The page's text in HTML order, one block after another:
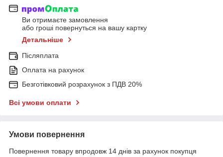
Ви отримаєте замовлення
або гроші повернуться на вашу картку
Детальніше
Післяплата
Оплата на рахунок
Безготівковий розрахунок з ПДВ 20%
Всі умови оплати
Умови повернення
Повернення товару впродовж 14 днів за рахунок покупця